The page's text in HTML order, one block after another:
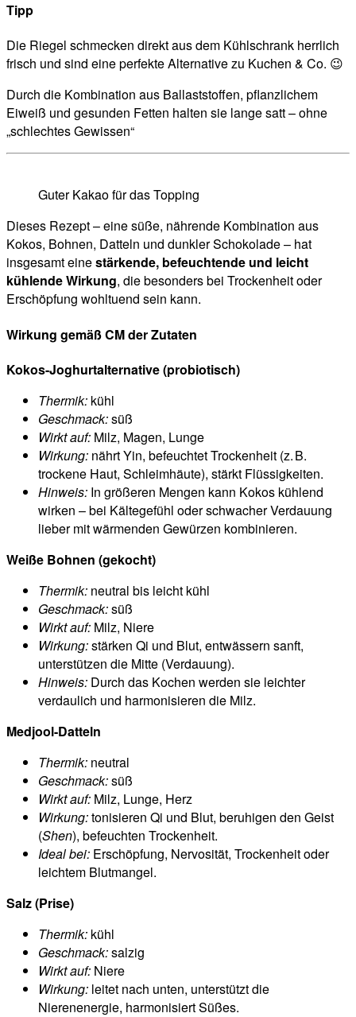
Tipp
Die Riegel schmecken direkt aus dem Kühlschrank herrlich
frisch und sind eine perfekte Alternative zu Kuchen & Co. 😉
Durch die Kombination aus Ballaststoffen, pflanzlichem
Eiweiß und gesunden Fetten halten sie lange satt – ohne
„schlechtes Gewissen“
Guter Kakao für das Topping
Dieses Rezept – eine süße, nährende Kombination aus
Kokos, Bohnen, Datteln und dunkler Schokolade – hat
insgesamt einestärkende, befeuchtende und leicht
kühlende Wirkung, die besonders bei Trockenheit oder
Erschöpfung wohltuend sein kann.
Wirkung gemäß CM der Zutaten
Kokos-Joghurtalternative (probiotisch)
Thermik: kühl
Geschmack:süß
Wirkt auf: Milz, Magen, Lunge
Wirkung: nährt Yin, befeuchtet Trockenheit (z. B.
trockene Haut, Schleimhäute), stärkt Flüssigkeiten.
Hinweis: In größeren Mengen kann Kokos kühlend
wirken – bei Kältegefühl oder schwacher Verdauung
lieber mit wärmenden Gewürzen kombinieren.
Weiße Bohnen (gekocht)
Thermik: neutral bis leicht kühl
Geschmack:süß
Wirkt auf: Milz, Niere
Wirkung:stärken Qi und Blut, entwässern sanft,
unterstützen die Mitte (Verdauung).
Hinweis: Durch das Kochen werden sie leichter
verdaulich und harmonisieren die Milz.
Medjool-Datteln
Thermik: neutral
Geschmack:süß
Wirkt auf: Milz, Lunge, Herz
Wirkung:tonisieren Qi und Blut, beruhigen den Geist
(Shen), befeuchten Trockenheit.
Ideal bei: Erschöpfung, Nervosität, Trockenheit oder
leichtem Blutmangel.
Salz (Prise)
Thermik: kühl
Geschmack:salzig
Wirkt auf: Niere
Wirkung: leitet nach unten, unterstützt die
Nierenenergie, harmonisiert Süßes.